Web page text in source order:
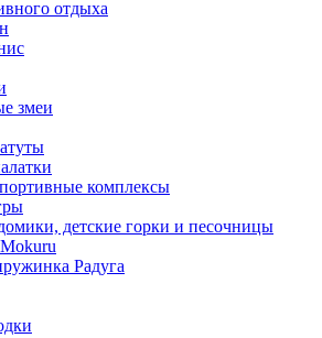
отдыха
змеи
комплексы
детские горки и песочницы
Радуга